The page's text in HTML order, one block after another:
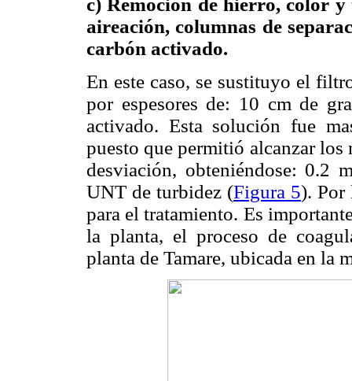
c) Remoción de hierro, color
aireación, columnas de
carbón activado.
En este caso, se sustituyo el
por espesores de: 10 cm de
activado. Esta solución fue
puesto que permitió alcanzar los
desviación, obteniéndose:
UNT de turbidez (Figura 5). Por
para el tratamiento. Es
la planta, el proceso de
planta de Tamare, ubicada en la